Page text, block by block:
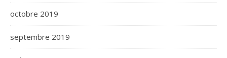
octobre 2019
septembre 2019